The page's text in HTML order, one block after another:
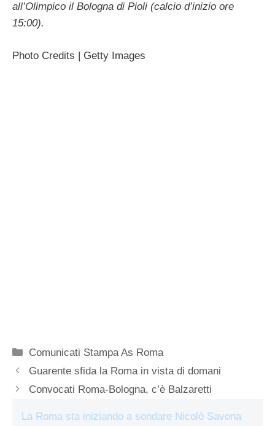
all’Olimpico il Bologna di Pioli (calcio d’inizio ore
15:00).
Photo Credits | Getty Images
Categorie
Comunicati Stampa As Roma
Guarente sfida la Roma in vista di domani
Convocati Roma-Bologna, c’è Balzaretti
La Roma sta iniziando a sondare Nicolò Savona